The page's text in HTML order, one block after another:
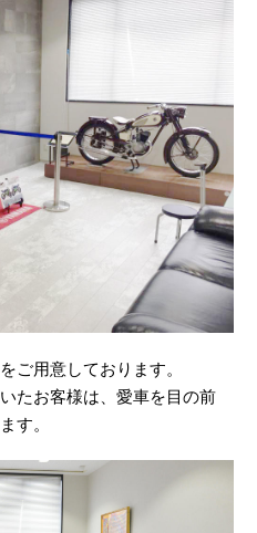
ご用意しております。
たお客様は、愛車を目の前
す。